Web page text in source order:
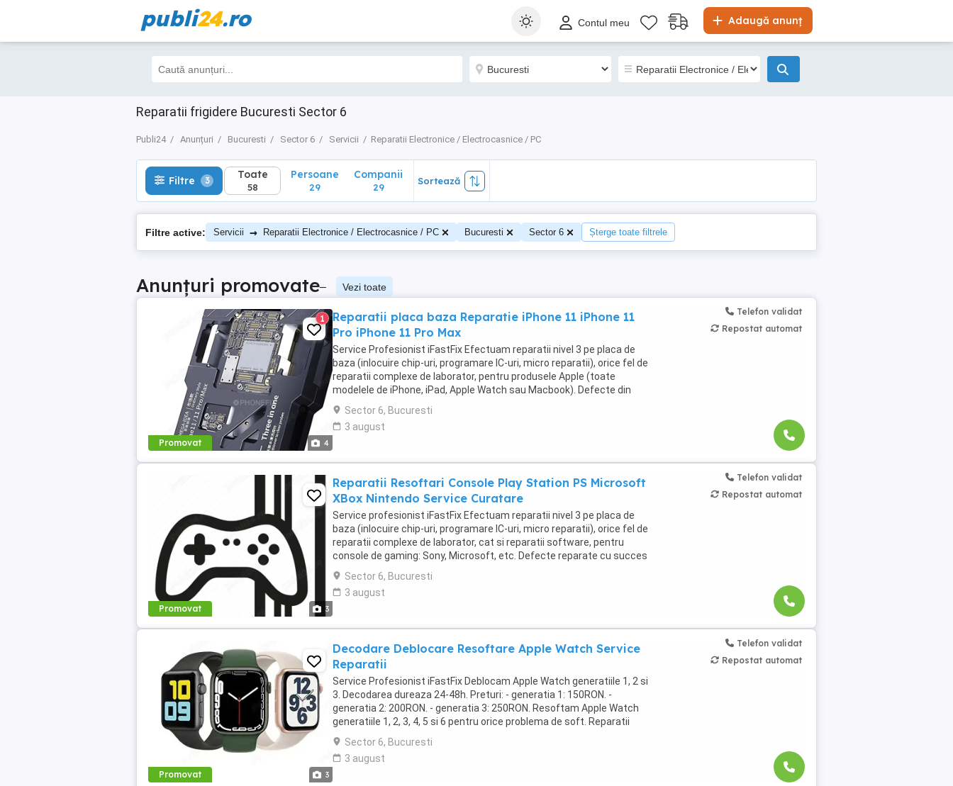
publi24.ro Adaugă anunț
Contul meu
Reparatii frigidere Bucuresti Sector 6
Publi24 Anunțuri Bucuresti Sector 6 Servicii Reparatii Electronice / Electrocasnice / PC
Filtre 3 Toate
58
Filtre 3 Toate
58
Persoane
29
Companii
29
Sortează
Filtre active: Servicii → Reparatii Electronice / Electrocasnice / PC Bucuresti Sector 6 Șterge toate filtrele
Anunțuri promovate– Vezi toate
Promovat 4
1
Reparatii placa baza Reparatie iPhone 11 iPhone 11
Pro iPhone 11 Pro Max
Service Profesionist iFastFix Efectuam reparatii nivel 3 pe placa de
baza (inlocuire chip-uri, programare IC-uri, micro reparatii), orice fel de
reparatii complexe de laborator, pentru produsele Apple (toate
modelele de iPhone, iPad, Apple Watch sau Macbook). Defecte din
placa de baza reparate cu succes ...
Sector 6, Bucuresti
3 august
Telefon validat
Repostat automat
Promovat 3
Reparatii Resoftari Console Play Station PS Microsoft
XBox Nintendo Service Curatare
Service profesionist iFastFix Efectuam reparatii nivel 3 pe placa de
baza (inlocuire chip-uri, programare IC-uri, micro reparatii), orice fel de
reparatii complexe de laborator, cat si reparatii software, pentru
console de gaming: Sony, Microsoft, etc. Defecte reparate cu succes
in cadrul service-ului ...
Sector 6, Bucuresti
3 august
Telefon validat
Repostat automat
Promovat 3
Decodare Deblocare Resoftare Apple Watch Service
Reparatii
Service Profesionist iFastFix Deblocam Apple Watch generatiile 1, 2 si
3. Decodarea dureaza 24-48h. Preturi: - generatia 1: 150RON. -
generatia 2: 200RON. - generatia 3: 250RON. Resoftam Apple Watch
generatiile 1, 2, 3, 4, 5 si 6 pentru orice problema de soft. Reparatii
hardware de orice gen, atat ...
Sector 6, Bucuresti
3 august
Telefon validat
Repostat automat